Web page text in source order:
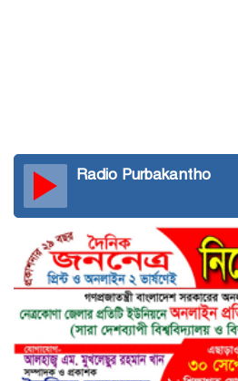
Radio Purbakantho